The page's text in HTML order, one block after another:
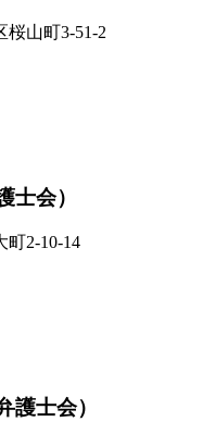
桜山町3-51-2
士会）
町2-10-14
護士会）